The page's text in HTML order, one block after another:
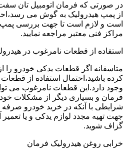
در صورتی که فرمان اتومبیل تان
از پمپ هیدرولیک به گوش می
است و لازم است تا جهت بررسی پمپ
مراکز فنی معتبر مراجعه نمایید.
استفاده از قطعات نامرغوب در
متاسفانه اگر قطعات یدکی خودرو را
کرده باشید،احتمال استفاده از
وجود دارد.این قطعات نامرغوب می
فرمان و بسیاری دیگر از مشکلات
شرایطی با آنکه در خرید خودرو صرفه
جهت تهیه مجدد لوازم یدکی و یا
گزاف شوید.
خرابی روغن هیدرولیک فرمان